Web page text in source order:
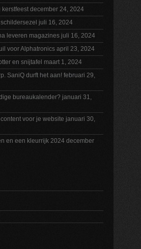
kerstfeest december 24, 2024
juli 16, 2024
leveren magazines juli 16, 2024
voor Alphatronics april 23, 2024
en snijtafel maart 1, 2024
SaniQ durft het aan! februari 29,
bureaukalender? januari 31,
voor je website januari 30,
en een kleurrijk 2024 december